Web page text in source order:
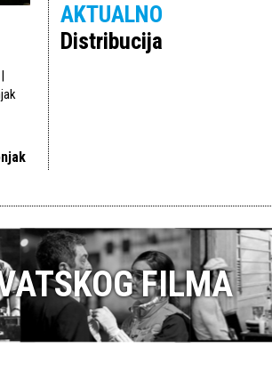
AKTUALNO
Distribucija
FILMA